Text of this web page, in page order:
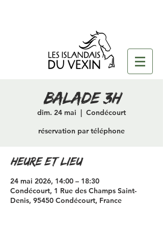
Balade 3h
dim. 24 mai
  |
Condécourt
réservation par téléphone
Heure et lieu
24 mai 2026, 14:00 – 18:30
Condécourt, 1 Rue des Champs Saint-
Denis, 95450 Condécourt, France